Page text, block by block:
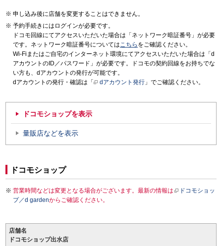
申し込み後に店舗を変更することはできません。
予約手続きにはログインが必要です。
ドコモ回線にてアクセスいただいた場合は「ネットワーク暗証番号」が必要
です。ネットワーク暗証番号についてはこちら をご確認ください。
Wi-Fiまたはご自宅のインターネット環境にてアクセスいただいた場合は「d
アカウントのID／パスワード」が必要です。ドコモの契約回線をお持ちでな
い方も、dアカウントの発行が可能です。
dアカウントの発行・確認は「
dアカウント発行 」でご確認ください。
ドコモショップを表示
量販店などを表示
ドコモショップ
営業時間などは変更となる場合がございます。最新の情報は
ドコモショッ
プ／d gardenからご確認ください。
店舗名
ドコモショップ出水店